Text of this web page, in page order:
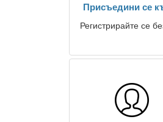
Присъедини се
Регистрирайте се